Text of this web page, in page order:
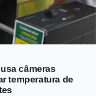
câmeras
temperatura de